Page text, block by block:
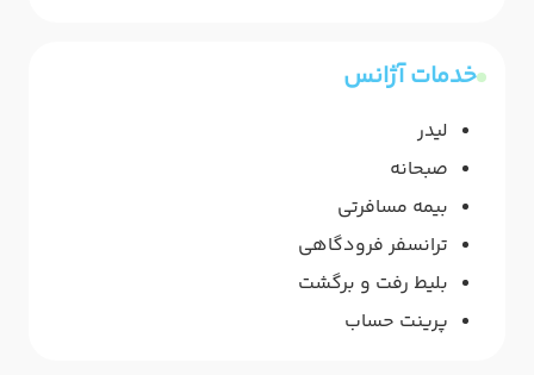
خدمات آژانس
لیدر
صبحانه
بیمه مسافرتی
ترانسفر فرودگاهی
بلیط رفت و برگشت
پرینت حساب